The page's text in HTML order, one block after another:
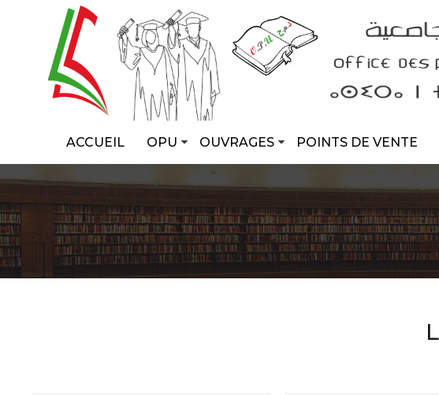
ACCUEIL OPU OUVRAGES POINTS DE VENTE